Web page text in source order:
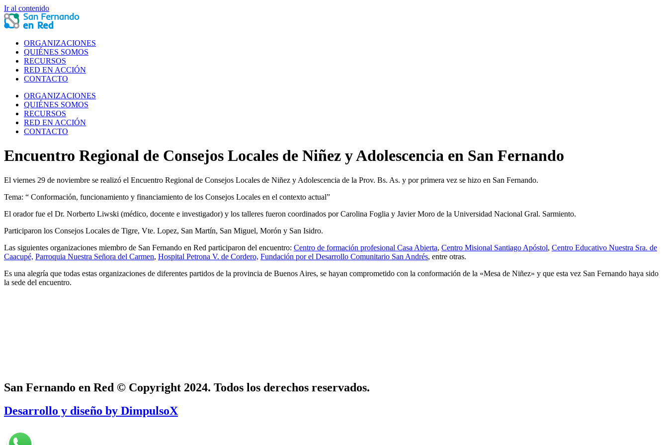
Ir al contenido
ORGANIZACIONES
QUIÉNES SOMOS
RECURSOS
RED EN ACCIÓN
CONTACTO
ORGANIZACIONES
QUIÉNES SOMOS
RECURSOS
RED EN ACCIÓN
CONTACTO
Encuentro Regional de Consejos Locales de Niñez y Adolescencia en San Fernando
El viernes 29 de noviembre se realizó el Encuentro Regional de Consejos Locales de Niñez y Adolescencia de la Prov. Bs. As. y por primera vez se hizo en San Fernando.
Tema: “ Conformación, funcionamiento y financiamiento de los Consejos Locales en el contexto actual”
El orador fue el Dr. Norberto Liwski (médico, docente e investigador) y los talleres fueron coordinados por Carolina Foglia y Javier Moro de la Universidad Nacional Gral. Sarmiento.
Participaron los Consejos Locales de Tigre, Vte. Lopez, San Martín, San Miguel, Morón y San Isidro.
Las siguientes organizaciones miembro de San Fernando en Red participaron del encuentro: Centro de formación profesional Casa Abierta, Centro Misional Santiago Apóstol, Centro Educativo Nuestra Sra. de
Caacupé, Parroquia Nuestra Señora del Carmen, Hospital Petrona V. de Cordero, Fundación por el Desarrollo Comunitario San Andrés, entre otras.
Es una alegría que todas estas organizaciones de diferentes partidos de la provincia de Buenos Aires, se hayan comprometido con la conformación de la «Mesa de Niñez» y que esta vez San Fernando haya sido
la sede del encuentro.
San Fernando en Red © Copyright 2024. Todos los derechos reservados.
Desarrollo y diseño by DimpulsoX